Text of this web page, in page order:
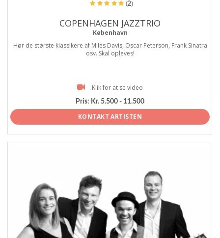
(2)
COPENHAGEN JAZZTRIO
København
Hør de største klassikere af Miles Davis, Oscar Peterson, Frank Sinatra
osv. Skal opleves!
Klik for at se video
Pris: Kr. 5.500 - 11.500
KONTAKT ARTISTEN